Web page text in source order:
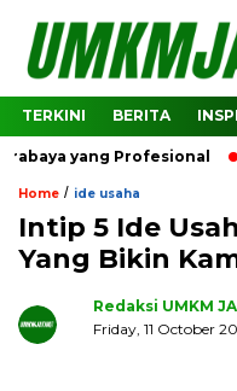
TERKINI BERITA
yang Profesional
Home / ide usaha
Intip 5 Ide
Yang Bikin
Redaksi UMKM
Friday, 11 October